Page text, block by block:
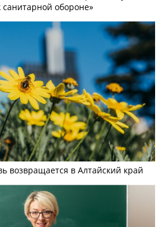
санитарной обороне»
возвращается в Алтайский край